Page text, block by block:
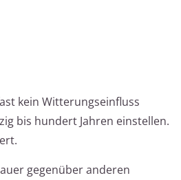
kein Witterungseinfluss
bis hundert Jahren einstellen.
gegenüber anderen